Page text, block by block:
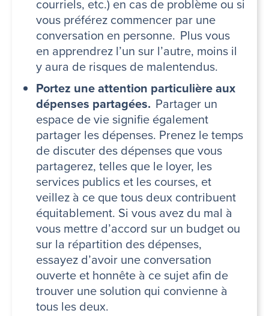
courriels, etc.) en cas de problème ou si
vous préférez commencer par une
conversation en personne. Plus vous
en apprendrez l’un sur l’autre, moins il
y aura de risques de malentendus.
Portez une attention particulière aux
dépenses partagées. Partager un
espace de vie signifie également
partager les dépenses. Prenez le temps
de discuter des dépenses que vous
partagerez, telles que le loyer, les
services publics et les courses, et
veillez à ce que tous deux contribuent
équitablement. Si vous avez du mal à
vous mettre d’accord sur un budget ou
sur la répartition des dépenses,
essayez d’avoir une conversation
ouverte et honnête à ce sujet afin de
trouver une solution qui convienne à
tous les deux.